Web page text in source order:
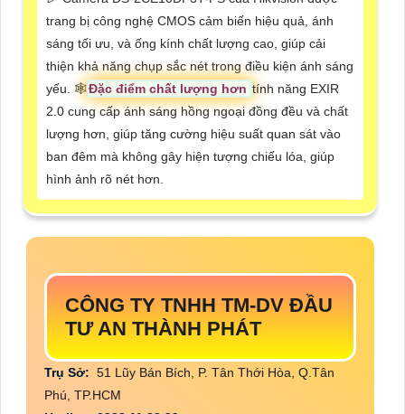
trang bị công nghệ CMOS cảm biến hiệu quả, ánh
sáng tối ưu, và ống kính chất lượng cao, giúp cải
thiện khả năng chụp sắc nét trong điều kiện ánh sáng
yếu. 🕸Đặc điểm chất lượng hơn tính năng EXIR
2.0 cung cấp ánh sáng hồng ngoại đồng đều và chất
lượng hơn, giúp tăng cường hiệu suất quan sát vào
ban đêm mà không gây hiện tượng chiếu lóa, giúp
hình ảnh rõ nét hơn.
CÔNG TY TNHH TM-DV ĐẦU
TƯ AN THÀNH PHÁT
Trụ Sở: 51 Lũy Bán Bích, P. Tân Thới Hòa, Q.Tân
Phú, TP.HCM